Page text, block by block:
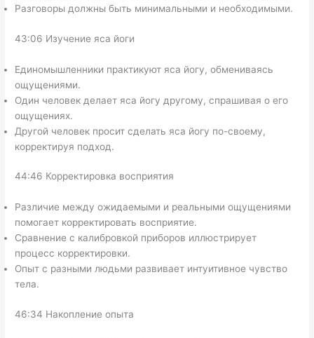
Разговоры должны быть минимальными и необходимыми.
43:06 Изучение яса йоги
Единомышленники практикуют яса йогу, обмениваясь
ощущениями.
Один человек делает яса йогу другому, спрашивая о его
ощущениях.
Другой человек просит сделать яса йогу по-своему,
корректируя подход.
44:46 Корректировка восприятия
Различие между ожидаемыми и реальными ощущениями
помогает корректировать восприятие.
Сравнение с калибровкой приборов иллюстрирует
процесс корректировки.
Опыт с разными людьми развивает интуитивное чувство
тела.
46:34 Накопление опыта